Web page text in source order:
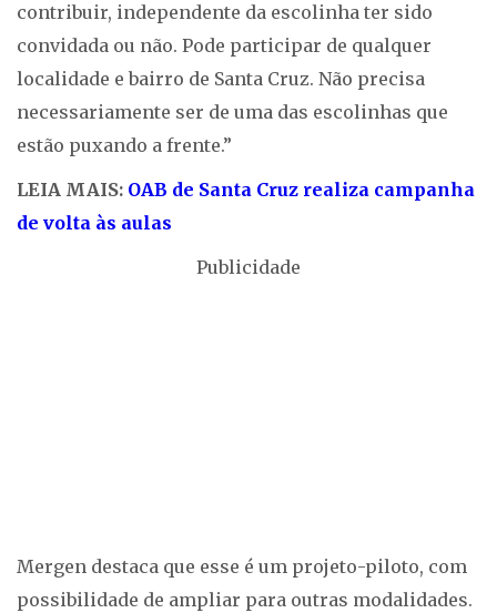
contribuir, independente da escolinha ter sido
convidada ou não. Pode participar de qualquer
localidade e bairro de Santa Cruz. Não precisa
necessariamente ser de uma das escolinhas que
estão puxando a frente.”
LEIA MAIS: OAB de Santa Cruz realiza campanha
de volta às aulas
Publicidade
Mergen destaca que esse é um projeto-piloto, com
possibilidade de ampliar para outras modalidades.